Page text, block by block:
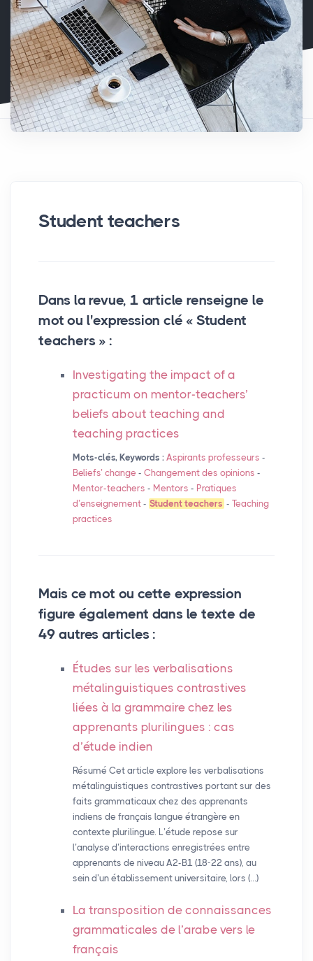
Student teachers
Dans la revue, 1 article renseigne le
mot ou l'expression clé « Student
teachers » :
Investigating the impact of a
practicum on mentor-teachers’
beliefs about teaching and
teaching practices
Mots-clés, Keywords : Aspirants professeurs -
Beliefs’ change - Changement des opinions -
Mentor-teachers - Mentors - Pratiques
d’enseignement- Student teachers - Teaching
practices
Mais ce mot ou cette expression
figure également dans le texte de
49 autres articles :
Études sur les verbalisations
métalinguistiques contrastives
liées à la grammaire chez les
apprenants plurilingues : cas
d’étude indien
Résumé Cet article explore les verbalisations
métalinguistiques contrastives portant sur des
faits grammaticaux chez des apprenants
indiens de français langue étrangère en
contexte plurilingue. L’étude repose sur
l’analyse d’interactions enregistrées entre
apprenants de niveau A2-B1 (18-22 ans), au
sein d’un établissement universitaire, lors (…)
La transposition de connaissances
grammaticales de l’arabe vers le
français